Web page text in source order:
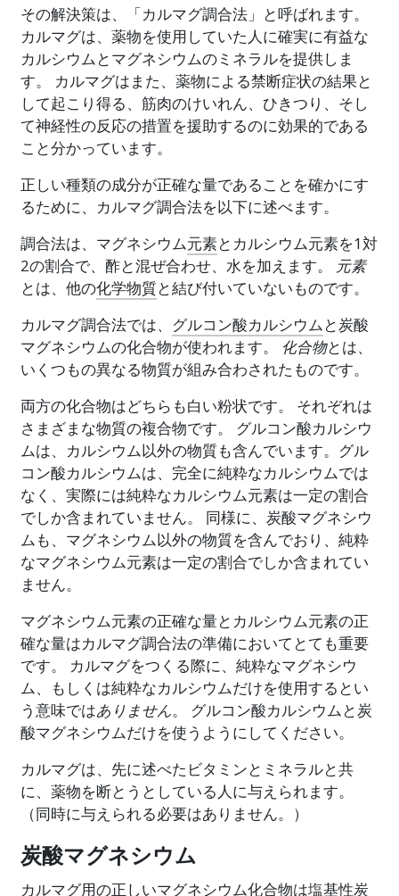
その解決策は、「カルマグ調合法」と呼ばれます。
カルマグは、薬物を使用していた人に確実に有益な
カルシウムとマグネシウムのミネラルを提供しま
す。 カルマグはまた、薬物による禁断症状の結果と
して起こり得る、筋肉のけいれん、ひきつり、そし
て神経性の反応の措置を援助するのに効果的である
こと分かっています。
正しい種類の成分が正確な量であることを確かにす
るために、カルマグ調合法を以下に述べます。
調合法は、マグネシウム元素とカルシウム元素を1対
2の割合で、酢と混ぜ合わせ、水を加えます。
元素
とは、他の化学物質と結び付いていないものです。
カルマグ調合法では、 グルコン酸カルシウムと炭酸
マグネシウムの化合物が使われます。 化合物とは、
いくつもの異なる物質が組み合わされたものです。
両方の化合物はどちらも白い粉状です。 それぞれは
さまざまな物質の複合物です。 グルコン酸カルシウ
ムは、カルシウム以外の物質も含んでいます。グル
コン酸カルシウムは、完全に純粋なカルシウムでは
なく、実際には純粋なカルシウム元素は一定の割合
でしか含まれていません。 同様に、炭酸マグネシウ
ムも、マグネシウム以外の物質を含んでおり、純粋
なマグネシウム元素は一定の割合でしか含まれてい
ません。
マグネシウム元素の正確な量とカルシウム元素の正
確な量はカルマグ調合法の準備においてとても重要
です。 カルマグをつくる際に、純粋なマグネシウ
ム、もしくは純粋なカルシウムだけを使用するとい
う意味ではありません。 グルコン酸カルシウムと炭
酸マグネシウムだけを使うようにしてください。
カルマグは、先に述べたビタミンとミネラルと共
に、薬物を断とうとしている人に与えられます。
（同時に与えられる必要はありません。）
炭酸マグネシウム
カルマグ用の正しいマグネシウム化合物は塩基性炭